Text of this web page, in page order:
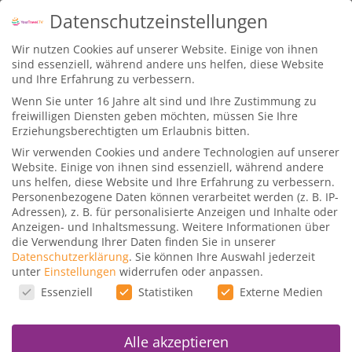
Kurs Tag:Meilen maximieren
Meilen maximieren & klug
einsetzen
Gepostet von Dominik|28. Mai 20|Kurse|
Willkommen zum Kurs Meilen maximieren &
klug einsetzen. In diesem Kurs mit 2,5
Datenschutzeinstellungen
Wir nutzen Cookies auf unserer Website. Einige von ihnen
sind essenziell, während andere uns helfen, diese Website
und Ihre Erfahrung zu verbessern.
Wenn Sie unter 16 Jahre alt sind und Ihre Zustimmung zu
freiwilligen Diensten geben möchten, müssen Sie Ihre
Erziehungsberechtigten um Erlaubnis bitten.
Wir verwenden Cookies und andere Technologien auf unserer
Website. Einige von ihnen sind essenziell, während andere
uns helfen, diese Website und Ihre Erfahrung zu verbessern.
Personenbezogene Daten können verarbeitet werden (z. B. IP-
Adressen), z. B. für personalisierte Anzeigen und Inhalte oder
Anzeigen- und Inhaltsmessung. Weitere Informationen über
die Verwendung Ihrer Daten finden Sie in unserer
Datenschutzerklärung. Sie können Ihre Auswahl jederzeit
unter Einstellungen widerrufen oder anpassen.
Datenschutzeinstellungen
Essenziell Statistiken Externe Medien
Alle akzeptieren